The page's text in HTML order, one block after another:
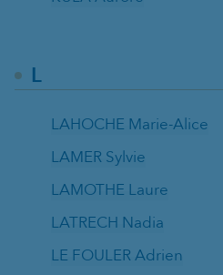
L
LAHOCHE Marie-Alice
LAMER Sylvie
LAMOTHE Laure
LATRECH Nadia
LE FOULER Adrien